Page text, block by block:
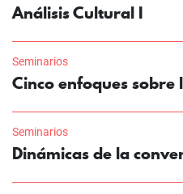
Análisis Cultural I
Seminarios
Cinco enfoques sobre
Seminarios
Dinámicas de la